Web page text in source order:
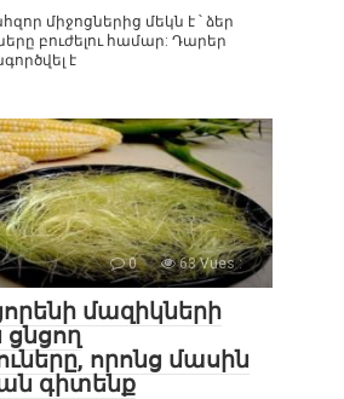
միջոցներից մեկն է ՝ ձեր
բուժելու համար: Դարեր
է
0 63 Vues :
մազիկների
որոնց մասին
գիտենք